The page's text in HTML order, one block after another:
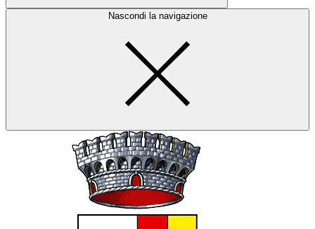
Nascondi la navigazione